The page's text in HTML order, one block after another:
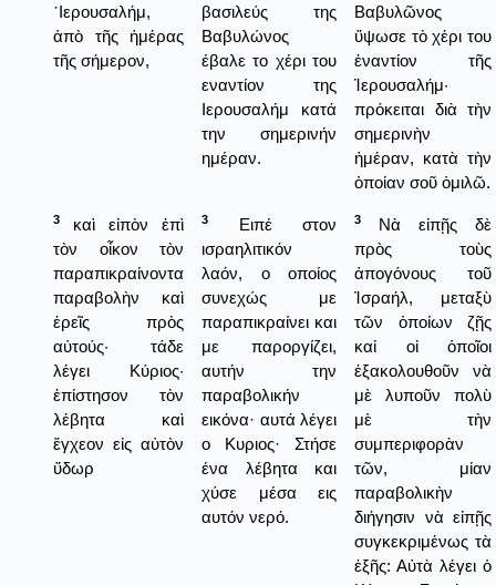
῾Ιερουσαλήμ,
ἀπὸ τῆς ἡμέρας
τῆς σήμερον,
βασιλεύς της
Βαβυλώνος
έβαλε το χέρι του
εναντίον της
Ιερουσαλήμ κατά
την σημερινήν
ημέραν.
Βαβυλῶνος
ὕψωσε τὸ χέρι του
ἐναντίον τῆς
Ἱερουσαλήμ·
πρόκειται διὰ τὴν
σημερινὴν
ἡμέραν, κατὰ τὴν
ὁποίαν σοῦ ὁμιλῶ.
3
καὶ εἰπὸν ἐπὶ
τὸν οἶκον τὸν
παραπικραίνοντα
παραβολὴν καὶ
ἐρεῖς πρὸς
αὐτούς· τάδε
λέγει Κύριος·
ἐπίστησον τὸν
λέβητα καὶ
ἔγχεον εἰς αὐτὸν
ὕδωρ
3
Ειπέ στον
ισραηλιτικόν
λαόν, ο οποίος
συνεχώς με
παραπικραίνει και
με παροργίζει,
αυτήν την
παραβολικήν
εικόνα· αυτά λέγει
ο Κυριος· Στήσε
ένα λέβητα και
χύσε μέσα εις
αυτόν νερό.
3
Νὰ εἰπῇς δὲ
πρὸς τοὺς
ἀπογόνους τοῦ
Ἰσραήλ, μεταξὺ
τῶν ὁποίων ζῇς
καί οἰ ὁποῖοι
ἑξακολουθοῦν νὰ
μὲ λυποῦν πολὺ
μὲ τὴν
συμπεριφορὰν
τῶν, μίαν
παραβολικὴν
διήγησιν νὰ εἰπῇς
συγκεκριμένως τὰ
ἑξῆς: Αὐτὰ λέγει ὁ